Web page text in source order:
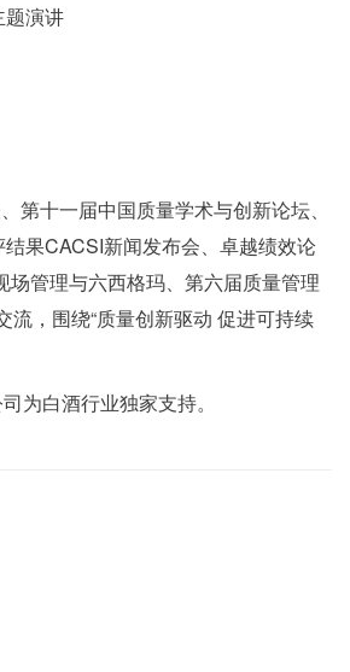
题演讲
十一届中国质量学术与创新论坛、
果CACSI新闻发布会、卓越绩效论
管理与六西格玛、第六届质量管理
，围绕“质量创新驱动 促进可持续
为白酒行业独家支持。